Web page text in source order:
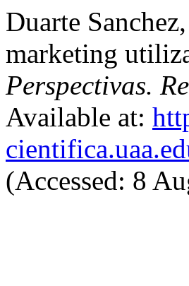
Duarte
marketing
Perspectivas.
Available at:
(Accessed: 8